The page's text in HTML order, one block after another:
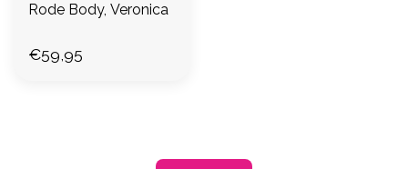
Rode Body, Veronica
€59,95